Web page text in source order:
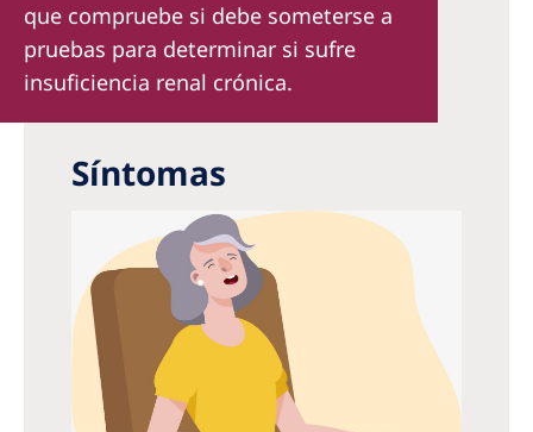
que compruebe si debe someterse a
pruebas para determinar si sufre
insuficiencia renal crónica.
Síntomas